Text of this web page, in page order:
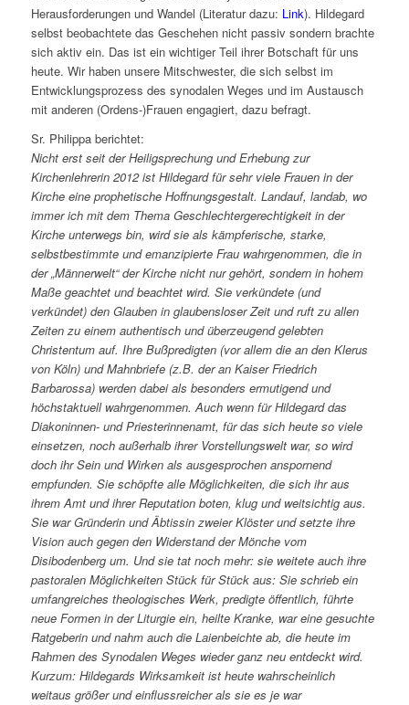
Herausforderungen und Wandel (Literatur dazu: Link). Hildegard
selbst beobachtete das Geschehen nicht passiv sondern brachte
sich aktiv ein. Das ist ein wichtiger Teil ihrer Botschaft für uns
heute. Wir haben unsere Mitschwester, die sich selbst im
Entwicklungsprozess des synodalen Weges und im Austausch
mit anderen (Ordens-)Frauen engagiert, dazu befragt.
Sr. Philippa berichtet:
Nicht erst seit der Heiligsprechung und Erhebung zur
Kirchenlehrerin 2012 ist Hildegard für sehr viele Frauen in der
Kirche eine prophetische Hoffnungsgestalt. Landauf, landab, wo
immer ich mit dem Thema Geschlechtergerechtigkeit in der
Kirche unterwegs bin, wird sie als kämpferische, starke,
selbstbestimmte und emanzipierte Frau wahrgenommen, die in
der „Männerwelt“ der Kirche nicht nur gehört, sondern in hohem
Maße geachtet und beachtet wird. Sie verkündete (und
verkündet) den Glauben in glaubensloser Zeit und ruft zu allen
Zeiten zu einem authentisch und überzeugend gelebten
Christentum auf. Ihre Bußpredigten (vor allem die an den Klerus
von Köln) und Mahnbriefe (z.B. der an Kaiser Friedrich
Barbarossa) werden dabei als besonders ermutigend und
höchstaktuell wahrgenommen. Auch wenn für Hildegard das
Diakoninnen- und Priesterinnenamt, für das sich heute so viele
einsetzen, noch außerhalb ihrer Vorstellungswelt war, so wird
doch ihr Sein und Wirken als ausgesprochen anspornend
empfunden. Sie schöpfte alle Möglichkeiten, die sich ihr aus
ihrem Amt und ihrer Reputation boten, klug und weitsichtig aus.
Sie war Gründerin und Äbtissin zweier Klöster und setzte ihre
Vision auch gegen den Widerstand der Mönche vom
Disibodenberg um. Und sie tat noch mehr: sie weitete auch ihre
pastoralen Möglichkeiten Stück für Stück aus: Sie schrieb ein
umfangreiches theologisches Werk, predigte öffentlich, führte
neue Formen in der Liturgie ein, heilte Kranke, war eine gesuchte
Ratgeberin und nahm auch die Laienbeichte ab, die heute im
Rahmen des Synodalen Weges wieder ganz neu entdeckt wird.
Kurzum: Hildegards Wirksamkeit ist heute wahrscheinlich
weitaus größer und einflussreicher als sie es je war